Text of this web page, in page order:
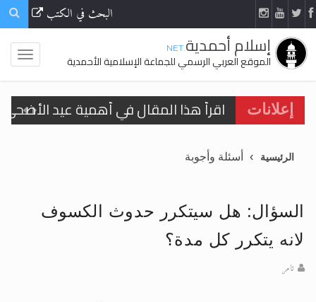
البحث في الكتب
إسلام أحمدية.NET
الموقع العربي الرسمي للجماعة الإسلامية الأحمدية
إعلانات
اقرأ هذا المقال في أهمية عيد
تعميم هامّ لأفراد الجماعة >> المزيد
تعميم هامّ لأفراد الجماعة >> المزيد
الرئيسية أسئلة وأجوبة
السؤال: هل سيتكرر حدوث الكسوف
لانه يتكرر كل مدة؟
تامر